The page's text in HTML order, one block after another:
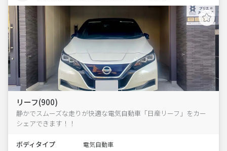
リーフ(900)
静かでスムーズな走りが快適な電気自動車「日産リーフ」をカー
シェアできます！！
ボディタイプ 電気自動車